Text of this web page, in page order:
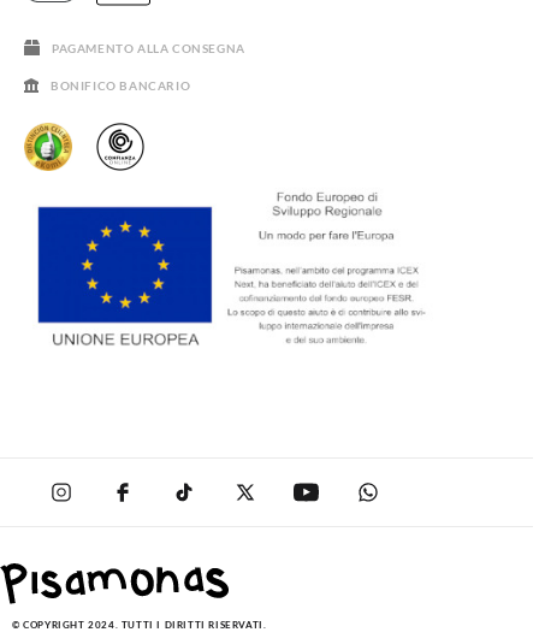
PAGAMENTO ALLA CONSEGNA
BONIFICO BANCARIO
© COPYRIGHT 2024. TUTTI I DIRITTI RISERVATI.